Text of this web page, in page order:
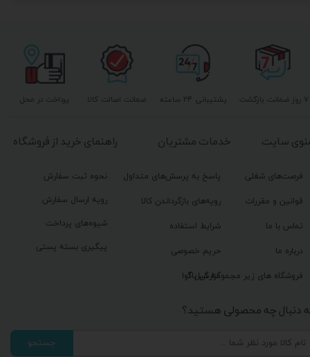
پشتیبانی ۲۴ ساعته پرداخت در محل ۷ روز ضمانت بازگشت ضمانت اصالت کالا
راهنمای خرید از فروشگاه
نحوه ثبت سفارش
رویه ارسال سفارش
شیوه‌های پرداخت
پیگیری بسته پستی
خدمات مشتریان
پاسخ به پرسش‌های متداول
رویه‌های بازگرداندن کالا
شرایط استفاده
حریم خصوصی
گزارش باگ
سایت
فرصت‌های شغلی
قوانین و مقررات
تماس با ما
درباره ما
فروشگاه های زیر مجموعه گیل آوا
دنبال چه محصولی هستید؟
جستجو